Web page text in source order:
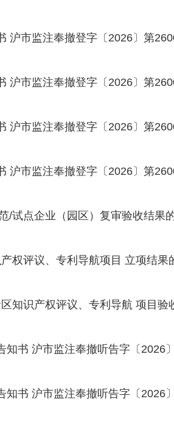
沪市监注奉撤登字〔2026〕第
沪市监注奉撤登字〔2026〕第
沪市监注奉撤登字〔2026〕第
沪市监注奉撤登字〔2026〕第
/试点企业（园区）复审验收结果
权评议、专利导航项目 立项结果
知识产权评议、专利导航 项目验